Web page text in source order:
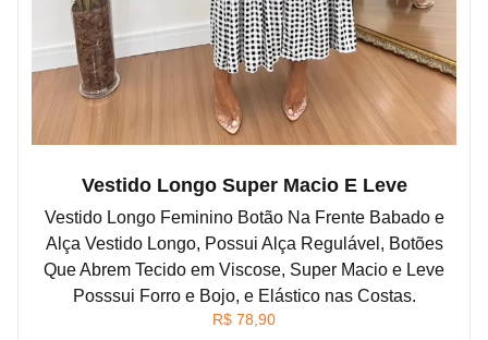
Vestido Longo Super Macio E Leve
Vestido Longo Feminino Botão Na Frente Babado e
Alça Vestido Longo, Possui Alça Regulável, Botões
Que Abrem Tecido em Viscose, Super Macio e Leve
Posssui Forro e Bojo, e Elástico nas Costas.
R$ 78,90